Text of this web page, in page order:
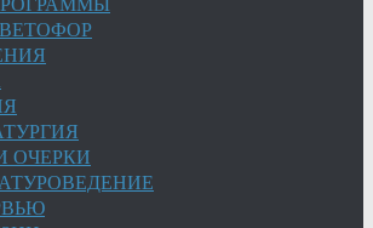
ОЧЕРКИ